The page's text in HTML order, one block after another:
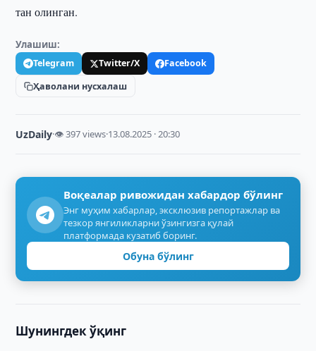
тан олинган.
Улашиш:
Telegram Twitter/X
Facebook
Ҳаволани нусхалаш
UzDaily·👁 397 views·13.08.2025 · 20:30
Воқеалар ривожидан хабардор бўлинг
Энг муҳим хабарлар, эксклюзив репортажлар ва
тезкор янгиликларни ўзингизга қулай
платформада кузатиб боринг.
Обуна бўлинг
Шунингдек ўқинг